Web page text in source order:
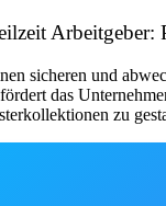
Arbeitgeber:
sicheren und
das
zu